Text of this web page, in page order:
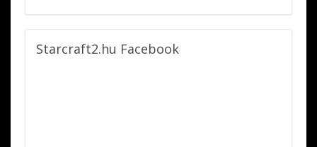
Starcraft2.hu Facebook